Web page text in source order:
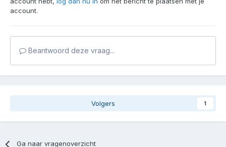
account.
Beantwoord deze vraag...
Volgers 1
Ga naar vragenoverzicht